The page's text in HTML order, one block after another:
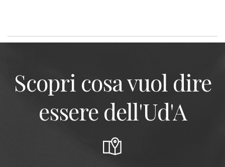
Scopri cosa vuol dire
essere dell'Ud'A